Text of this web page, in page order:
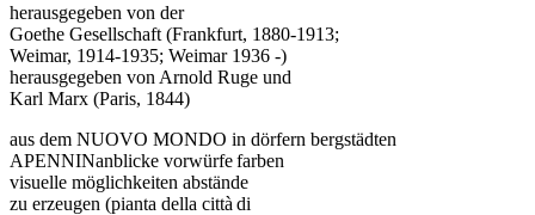
herausgegeben von der
Goethe Gesellschaft (Frankfurt, 1880-1913;
Weimar, 1914-1935; Weimar 1936 -)
herausgegeben von Arnold Ruge und
Karl Marx (Paris, 1844)
aus dem NUOVO MONDO in dörfern bergstädten
APENNINanblicke vorwürfe farben
visuelle möglichkeiten abstände
zu erzeugen (pianta della città di